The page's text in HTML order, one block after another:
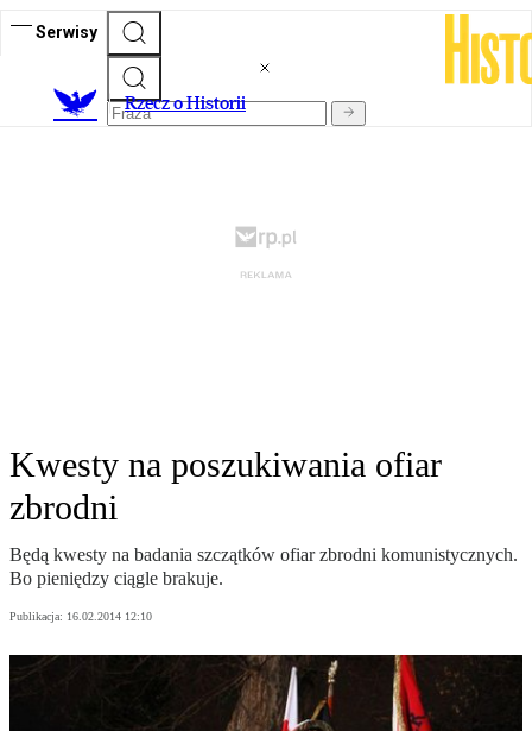
Serwisy
Rzecz o Historii
Kwesty na poszukiwania ofiar
zbrodni
Będą kwesty na badania szczątków ofiar zbrodni komunistycznych.
Bo pieniędzy ciągle brakuje.
Publikacja: 16.02.2014 12:10